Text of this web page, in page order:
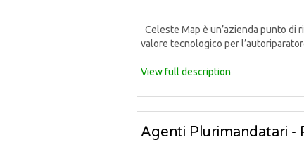
Celeste Map è un’azienda punto di
valore tecnologico per
View full description
Agenti Plurimandatari -